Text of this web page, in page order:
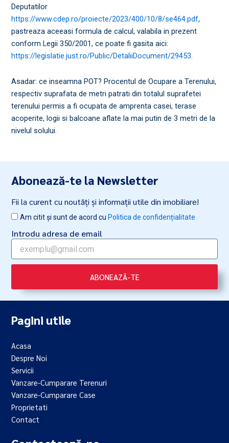
Deputatilor
https://www.cdep.ro/proiecte/2023/400/10/8/se464.pdf,
pastreaza aceeasi formula de calcul, valabila in prezent
conform Legii 350/2001, ce poate fi gasita aici:
https://legislatie.just.ro/Public/DetaliiDocument/29453.
Asadar: ce inseamna POT? Procentul de Ocupare a Terenului,
respectiv suprafata de metri patrati din totalul suprafetei
terenului permis a fi ocupata de amprenta casei, terase
acoperite, logii si balcoane aflate la mai putin de 3 metri de la
nivelul solului.
Abonează-te la Newsletter
Fii la curent cu noutăți și informații utile din imobiliare!
Am citit și sunt de acord cu Politica de confidențialitate
Introdu adresa de email
ABONEAZĂ-TE
Pagini utile
Acasa
Despre Noi
Servicii
Vanzare-Cumparare Terenuri
Vanzare-Cumparare Case
Proprietati
Contact